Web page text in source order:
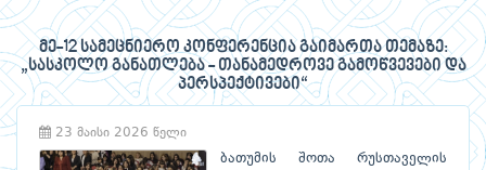
მე-12 სამეცნიერო კონფერენცია გაიმართა თემაზე:
„სასკოლო განათლება - თანამედროვე გამოწვევები და
პერსპექტივები“
23 მაისი 2026 წელი
ბათუმის შოთა რუსთაველის